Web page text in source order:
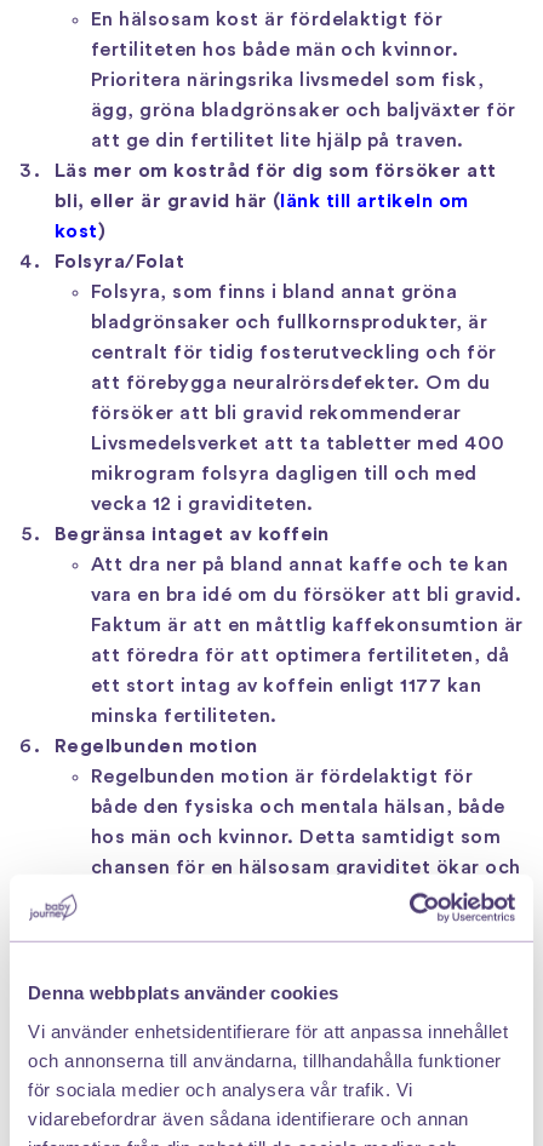
Denna webbplats använder cookies
Vi använder enhetsidentifierare för att anpassa innehållet
och annonserna till användarna, tillhandahålla funktioner
för sociala medier och analysera vår trafik. Vi
vidarebefordrar även sådana identifierare och annan
En hälsosam kost är fördelaktigt för
fertiliteten hos både män och kvinnor.
Prioritera näringsrika livsmedel som fisk,
ägg, gröna bladgrönsaker och baljväxter för
att ge din fertilitet lite hjälp på traven.
Läs mer om kostråd för dig som försöker att
bli, eller är gravid här (länk till artikeln om
kost)
Folsyra/Folat
Folsyra, som finns i bland annat gröna
bladgrönsaker och fullkornsprodukter, är
centralt för tidig fosterutveckling och för
att förebygga neuralrörsdefekter. Om du
försöker att bli gravid rekommenderar
Livsmedelsverket att ta tabletter med 400
mikrogram folsyra dagligen till och med
vecka 12 i graviditeten.
Begränsa intaget av koffein
Att dra ner på bland annat kaffe och te kan
vara en bra idé om du försöker att bli gravid.
Faktum är att en måttlig kaffekonsumtion är
att föredra för att optimera fertiliteten, då
ett stort intag av koffein enligt 1177 kan
minska fertiliteten.
Regelbunden motion
Regelbunden motion är fördelaktigt för
både den fysiska och mentala hälsan, både
hos män och kvinnor. Detta samtidigt som
chansen för en hälsosam graviditet ökar och
kvaliteten på spermierna blir bättre. Att få
upp pulsen minst 30 minuter per dag och att
en bra riktlinje. Att jobba mot en hälsosam
fertiliteten hos både män och kvinnor.
Läkemedel
Visste du att vissa typer av värkmediciner
kan ha en tillfällig påverkan på